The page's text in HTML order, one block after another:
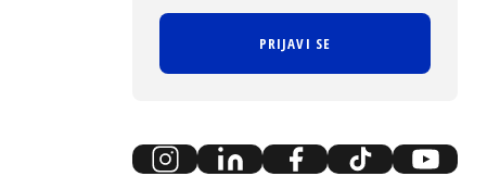
PRIJAVI SE